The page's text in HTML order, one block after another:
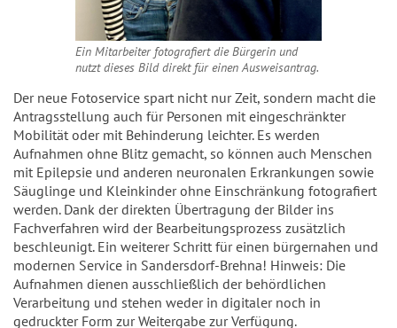
Ein Mitarbeiter fotografiert die Bürgerin und
nutzt dieses Bild direkt für einen Ausweisantrag.
Der neue Fotoservice spart nicht nur Zeit, sondern macht die
Antragsstellung auch für Personen mit eingeschränkter
Mobilität oder mit Behinderung leichter. Es werden
Aufnahmen ohne Blitz gemacht, so können auch Menschen
mit Epilepsie und anderen neuronalen Erkrankungen sowie
Säuglinge und Kleinkinder ohne Einschränkung fotografiert
werden. Dank der direkten Übertragung der Bilder ins
Fachverfahren wird der Bearbeitungsprozess zusätzlich
beschleunigt. Ein weiterer Schritt für einen bürgernahen und
modernen Service in Sandersdorf-Brehna! Hinweis: Die
Aufnahmen dienen ausschließlich der behördlichen
Verarbeitung und stehen weder in digitaler noch in
gedruckter Form zur Weitergabe zur Verfügung.